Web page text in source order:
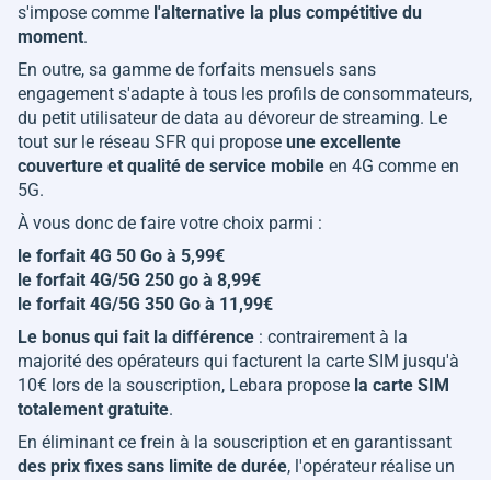
s'impose comme l'alternative la plus compétitive du
moment.
En outre, sa gamme de forfaits mensuels sans
engagement s'adapte à tous les profils de consommateurs,
du petit utilisateur de data au dévoreur de streaming. Le
tout sur le réseau SFR qui propose une excellente
couverture et qualité de service mobile en 4G comme en
5G.
À vous donc de faire votre choix parmi :
le forfait 4G 50 Go à 5,99€
le forfait 4G/5G 250 go à 8,99€
le forfait 4G/5G 350 Go à 11,99€
Le bonus qui fait la différence : contrairement à la
majorité des opérateurs qui facturent la carte SIM jusqu'à
10€ lors de la souscription, Lebara propose la carte SIM
totalement gratuite.
En éliminant ce frein à la souscription et en garantissant
des prix fixes sans limite de durée, l'opérateur réalise un